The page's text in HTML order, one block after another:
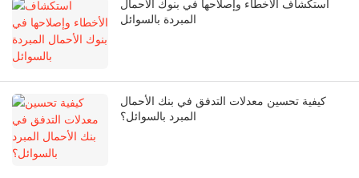
استكشاف الأخطاء وإصلاحها في بنوك الأحمال
المبردة بالسوائل
كيفية تحسين معدلات التدفق في بنك الأحمال
المبرد بالسوائل؟